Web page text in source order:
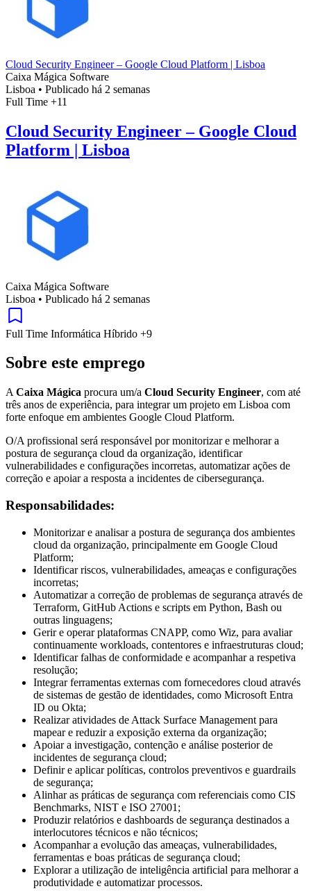
Cloud Security Engineer – Google Cloud Platform | Lisboa
Caixa Mágica Software
Lisboa • Publicado há 2 semanas
Full Time +11
Cloud Security Engineer – Google Cloud
Platform | Lisboa
Caixa Mágica Software
Lisboa • Publicado há 2 semanas
Full Time Informática Híbrido +9
Sobre este emprego
A Caixa Mágica procura um/a Cloud Security Engineer, com até
três anos de experiência, para integrar um projeto em Lisboa com
forte enfoque em ambientes Google Cloud Platform.
O/A profissional será responsável por monitorizar e melhorar a
postura de segurança cloud da organização, identificar
vulnerabilidades e configurações incorretas, automatizar ações de
correção e apoiar a resposta a incidentes de cibersegurança.
Responsabilidades:
Monitorizar e analisar a postura de segurança dos ambientes
cloud da organização, principalmente em Google Cloud
Platform;
Identificar riscos, vulnerabilidades, ameaças e configurações
incorretas;
Automatizar a correção de problemas de segurança através de
Terraform, GitHub Actions e scripts em Python, Bash ou
outras linguagens;
Gerir e operar plataformas CNAPP, como Wiz, para avaliar
continuamente workloads, contentores e infraestruturas cloud;
Identificar falhas de conformidade e acompanhar a respetiva
resolução;
Integrar ferramentas externas com fornecedores cloud através
de sistemas de gestão de identidades, como Microsoft Entra
ID ou Okta;
Realizar atividades de Attack Surface Management para
mapear e reduzir a exposição externa da organização;
Apoiar a investigação, contenção e análise posterior de
incidentes de segurança cloud;
Definir e aplicar políticas, controlos preventivos e guardrails
de segurança;
Alinhar as práticas de segurança com referenciais como CIS
Benchmarks, NIST e ISO 27001;
Produzir relatórios e dashboards de segurança destinados a
interlocutores técnicos e não técnicos;
Acompanhar a evolução das ameaças, vulnerabilidades,
ferramentas e boas práticas de segurança cloud;
Explorar a utilização de inteligência artificial para melhorar a
produtividade e automatizar processos.